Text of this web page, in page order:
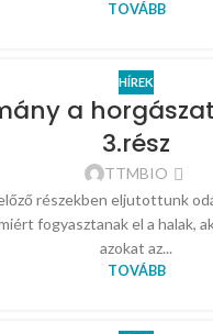
TOVÁBB
HÍREK
a
3.rész
TTMBIO
részekben eljutottunk
fogyasztanak el a halak,
azokat az...
TOVÁBB